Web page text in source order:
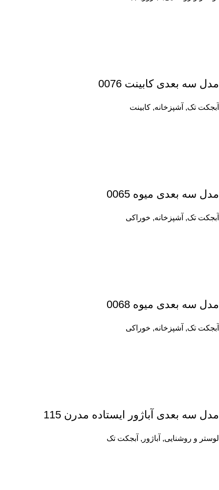
مدل سه بعدی کابینت 0076
آبجکت تک, آشپزخانه, کابینت
مدل سه بعدی میوه 0065
آبجکت تک, آشپزخانه, خوراکی
مدل سه بعدی میوه 0068
آبجکت تک, آشپزخانه, خوراکی
مدل سه بعدی آباژور ایستاده مدرن 115
لوستر و روشنایی, آباژور , آبجکت تک